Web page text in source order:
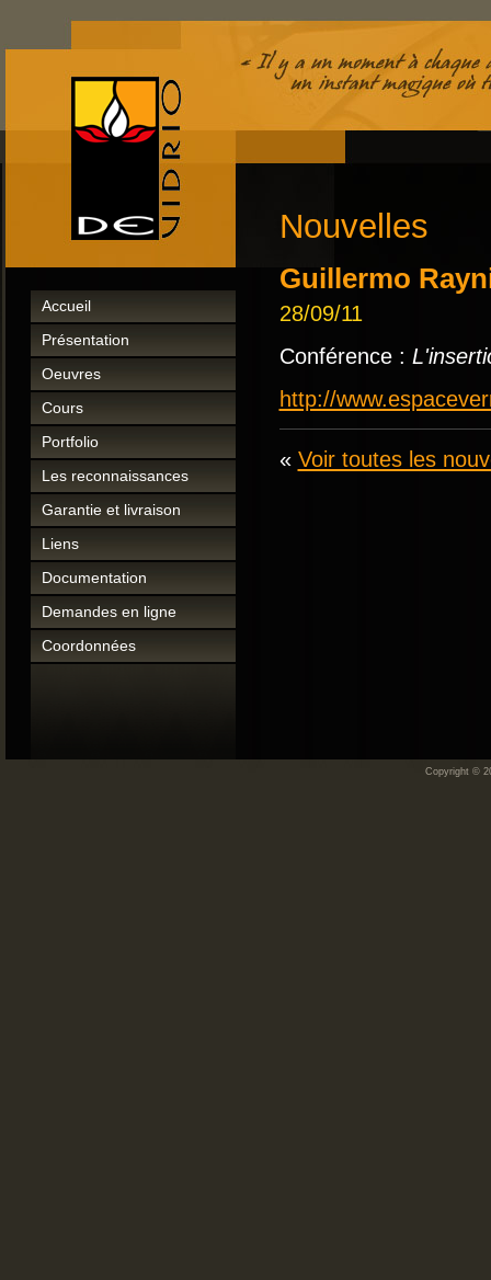
Nouvelles
Guillermo
28/09/11
Conférence :
http://
« Voir toutes les
Accueil
Présentation
Oeuvres
Cours
Portfolio
Les reconnaissances
Garantie et livraison
Liens
Documentation
Demandes en ligne
Coordonnées
Copyright ©